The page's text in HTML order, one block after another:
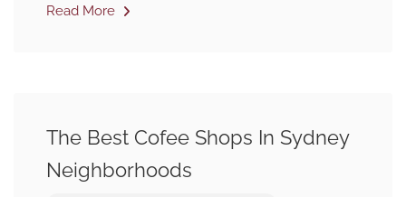
Read More
The Best Cofee Shops In Sydney
Neighborhoods